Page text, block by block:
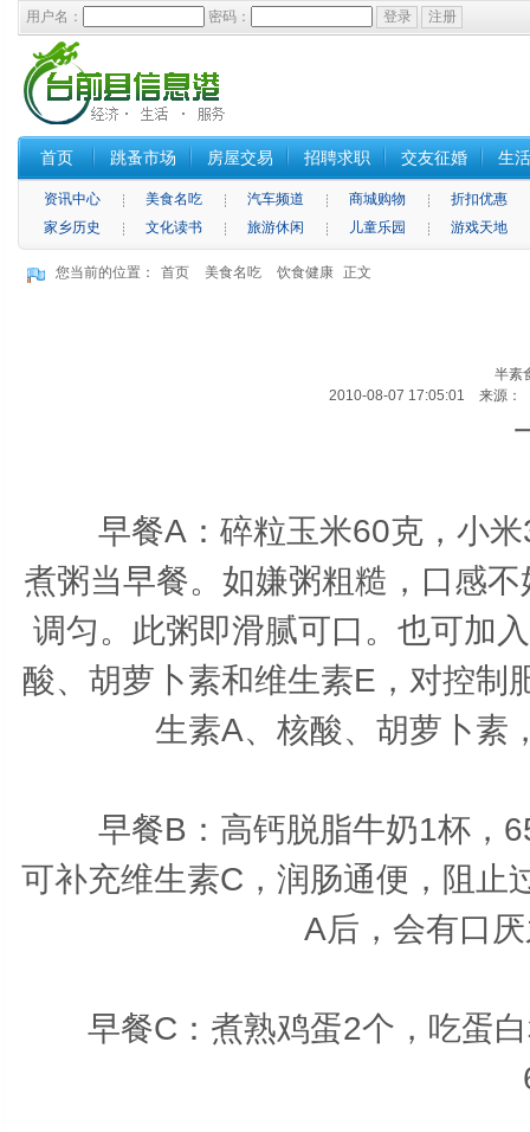
用户名： 密码：
首页 跳蚤市场 房屋交易 招聘求职 交友征婚 生
资讯中心 美食名吃 汽车频道 商城购物
折扣优惠
家乡历史
文化读书 旅游休闲 儿童乐园 游戏天地
您当前的位置： 首页 美食名吃 饮食健康 正文
半素
2010-08-07 17:05:01 来源：
早餐A： 碎粒玉米60克，小
煮粥当早餐。如嫌粥粗糙，口感
调匀。此粥即滑腻可口。也可加
酸、胡萝卜素和维生素E，对控制
生素A、核酸、胡萝卜素
早餐B： 高钙脱脂牛奶1杯，
可补充维生素C，润肠通便，阻止
A后，会有口
早餐C： 煮熟鸡蛋2个，吃蛋